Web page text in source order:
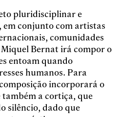
pluridisciplinar e
conjunto com artistas
comunidades
Bernat irá compor o
entoam quando
humanos. Para
incorporará o
a cortiça, que
silêncio, dado que